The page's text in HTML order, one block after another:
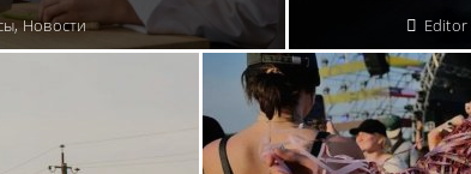
,Новости